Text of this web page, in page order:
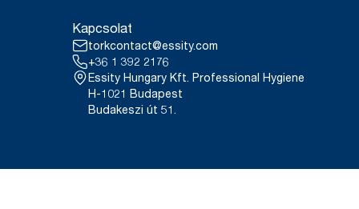
Kapcsolat
torkcontact@essity.com
+36 1 392 2176
Essity Hungary Kft. Professional Hygiene
H-1021 Budapest
Budakeszi út 51.